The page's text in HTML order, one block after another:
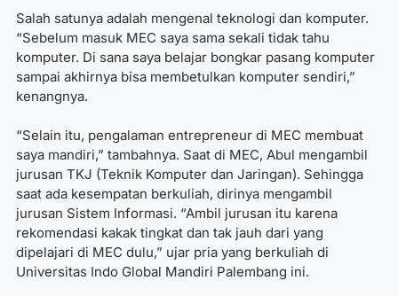
Salah satunya adalah mengenal teknologi dan komputer.
“Sebelum masuk MEC saya sama sekali tidak tahu
komputer. Di sana saya belajar bongkar pasang komputer
sampai akhirnya bisa membetulkan komputer sendiri,”
kenangnya.
“Selain itu, pengalaman entrepreneur di MEC membuat
saya mandiri,” tambahnya. Saat di MEC, Abul mengambil
jurusan TKJ (Teknik Komputer dan Jaringan). Sehingga
saat ada kesempatan berkuliah, dirinya mengambil
jurusan Sistem Informasi. “Ambil jurusan itu karena
rekomendasi kakak tingkat dan tak jauh dari yang
dipelajari di MEC dulu,” ujar pria yang berkuliah di
Universitas Indo Global Mandiri Palembang ini.